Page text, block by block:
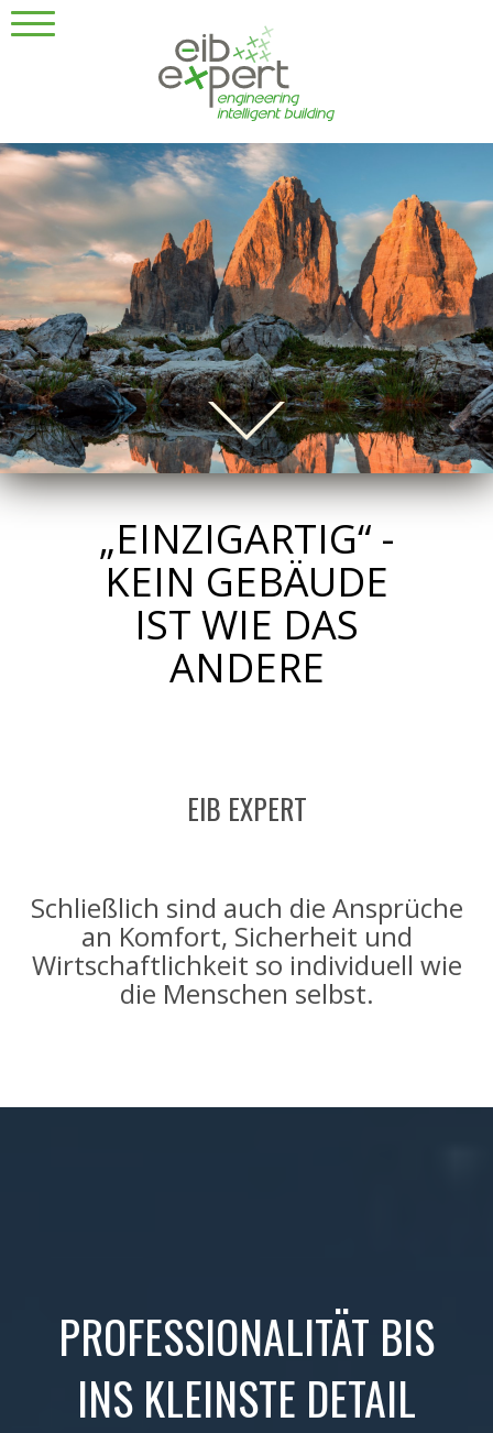
„EINZIGARTIG“ -
KEIN GEBÄUDE
IST WIE DAS
ANDERE
EIB EXPERT
Schließlich sind auch die Ansprüche
an Komfort, Sicherheit und
Wirtschaftlichkeit so individuell wie
die Menschen selbst.
PROFESSIONALITÄT BIS
INS KLEINSTE DETAIL